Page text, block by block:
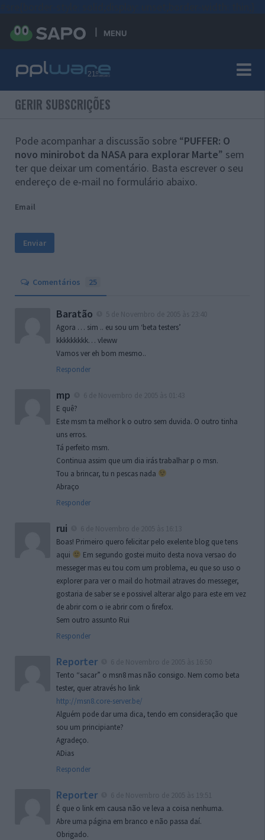
MENU
GERIR SUBSCRIÇÕES
Pode acompanhar a discussão sobre “PUFFER: O
novo minirobot da NASA para explorar Marte” sem
ter que deixar um comentário. Basta escrever o seu
endereço de e-mail no formulário abaixo.
Email
Comentários 25
Baratão
Agora … sim .. eu sou um ‘beta testers’
kkkkkkkkk… vleww
Vamos ver eh bom mesmo..
Responder
mp
E quê?
Este msm ta melhor k o outro sem duvida. O outro tinha
uns erros.
Tá perfeito msm.
Continua assim que um dia irás trabalhar p o msn.
Tou a brincar, tu n pescas nada
Abraço
Responder
rui
Boas! Primeiro quero felicitar pelo exelente blog que tens
aqui
Em segundo gostei muito desta nova versao do
messeger mas eu tou com um problema, eu que so uso o
explorer para ver o mail do hotmail atraves do messeger,
gostaria de saber se e possivel alterar algo para este em vez
de abrir com o ie abrir com o firefox.
Sem outro assunto Rui
Responder
Reporter
Tento “sacar” o msn8 mas não consigo. Nem como beta
tester, quer através ho link
http://msn8.core-server.be/
Alguém pode dar uma dica, tendo em consideração que
sou um principiante?
Agradeço.
ADias
Responder
Reporter
É que o link em causa não ve leva a coisa nenhuma.
Abre uma página em branco e não passa daí.
Obrigado.